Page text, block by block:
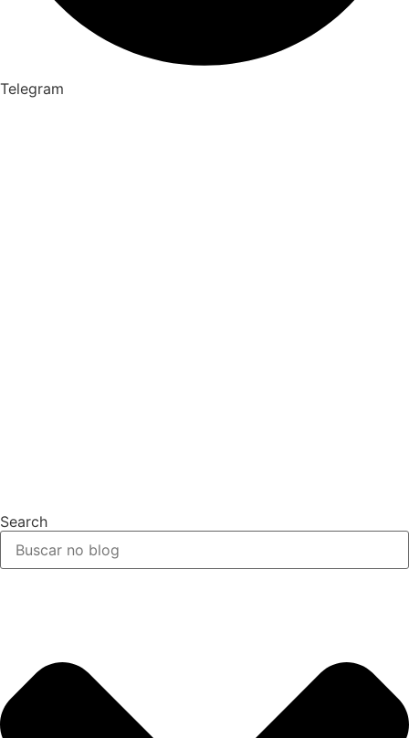
Telegram
Search